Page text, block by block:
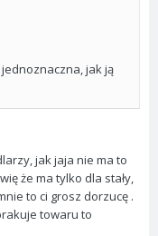
jak ją
jak jaja nie ma to
że ma tylko dla stały,
to ci grosz dorzucę .
towaru to